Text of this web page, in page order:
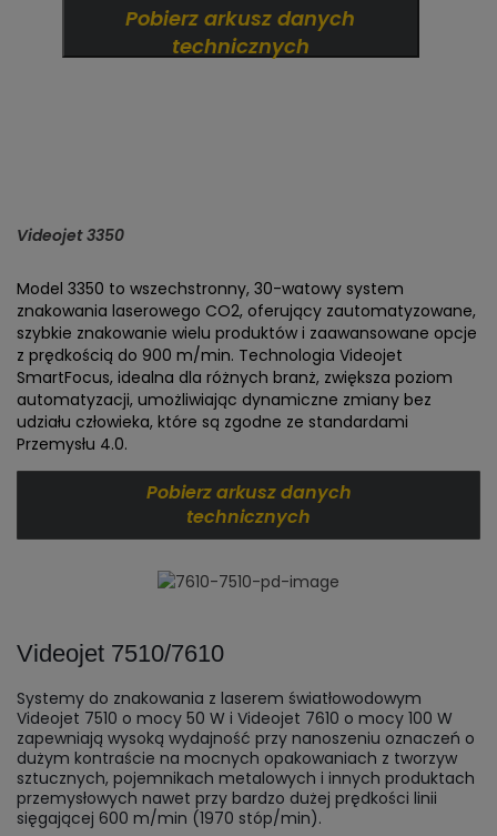
Pobierz arkusz danych
technicznych
Videojet 3350
Model 3350 to wszechstronny, 30-watowy system
znakowania laserowego CO2, oferujący zautomatyzowane,
szybkie znakowanie wielu produktów i zaawansowane opcje
z prędkością do 900 m/min. Technologia Videojet
SmartFocus, idealna dla różnych branż, zwiększa poziom
automatyzacji, umożliwiając dynamiczne zmiany bez
udziału człowieka, które są zgodne ze standardami
Przemysłu 4.0.
Pobierz arkusz danych
technicznych
Videojet 7510/7610
Systemy do znakowania z laserem światłowodowym
Videojet 7510 o mocy 50 W i Videojet 7610 o mocy 100 W
zapewniają wysoką wydajność przy nanoszeniu oznaczeń o
dużym kontraście na mocnych opakowaniach z tworzyw
sztucznych, pojemnikach metalowych i innych produktach
przemysłowych nawet przy bardzo dużej prędkości linii
sięgającej 600 m/min (1970 stóp/min).